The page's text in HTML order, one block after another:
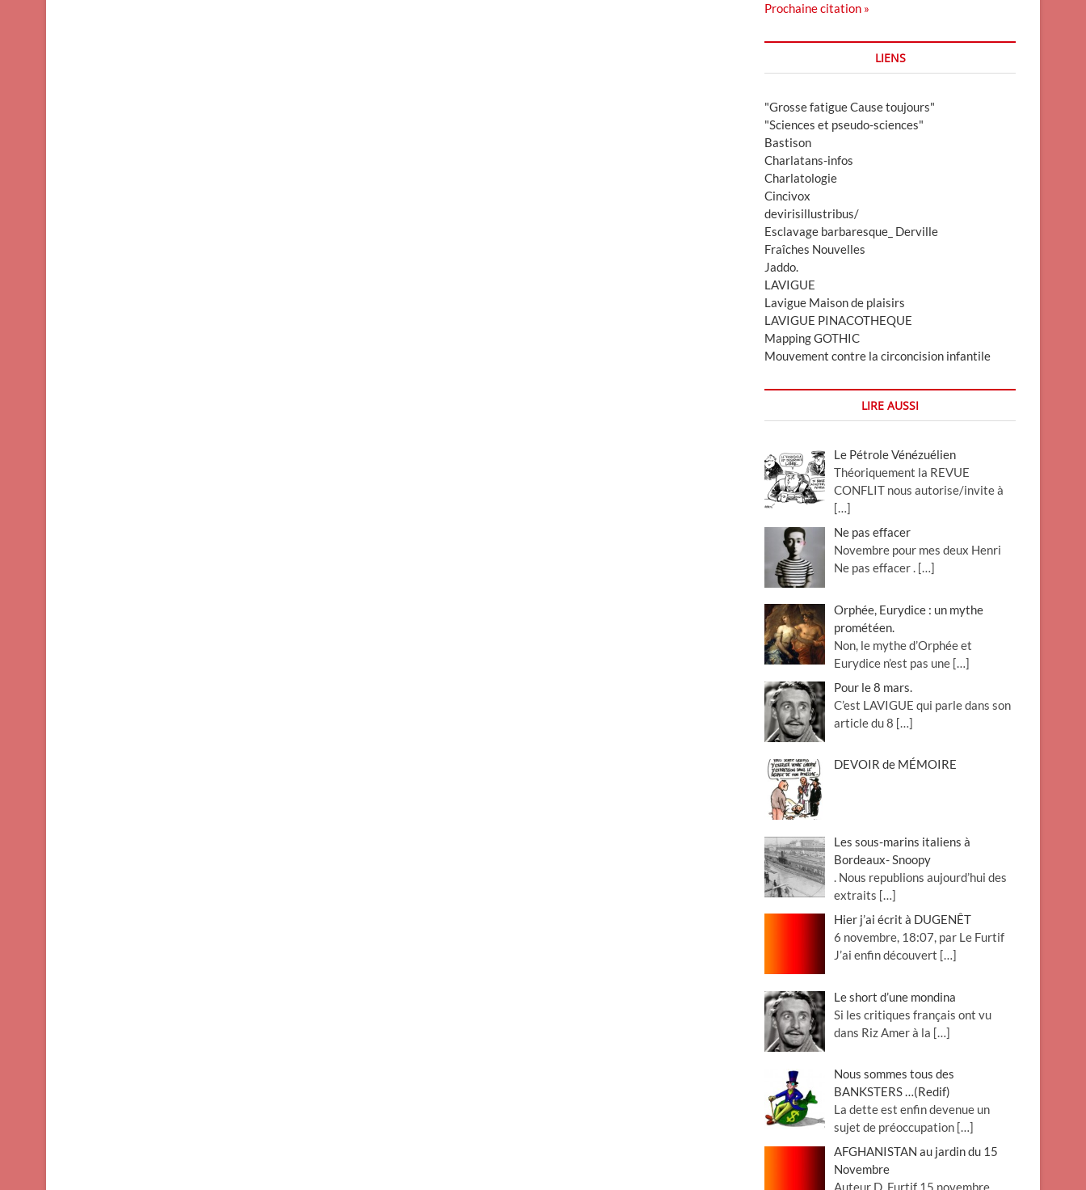
Prochaine citation »
LIENS
"Grosse fatigue Cause toujours"
"Sciences et pseudo-sciences"
Bastison
Charlatans-infos
Charlatologie
Cincivox
devirisillustribus/
Esclavage barbaresque_ Derville
Fraîches Nouvelles
Jaddo.
LAVIGUE
Lavigue Maison de plaisirs
LAVIGUE PINACOTHEQUE
Mapping GOTHIC
Mouvement contre la circoncision infantile
LIRE AUSSI
Le Pétrole Vénézuélien
Théoriquement la REVUE
CONFLIT nous autorise/invite à
[…]
Ne pas effacer
Novembre pour mes deux Henri
Ne pas effacer . […]
Orphée, Eurydice : un mythe
prométéen.
Non, le mythe d’Orphée et
Eurydice n’est pas une […]
Pour le 8 mars.
C’est LAVIGUE qui parle dans son
article du 8 […]
DEVOIR de MÉMOIRE
Les sous-marins italiens à
Bordeaux- Snoopy
. Nous republions aujourd’hui des
extraits […]
Hier j’ai écrit à DUGENÊT
6 novembre, 18:07, par Le Furtif
J’ai enfin découvert […]
Le short d’une mondina
Si les critiques français ont vu
dans Riz Amer à la […]
Nous sommes tous des
BANKSTERS …(Redif)
La dette est enfin devenue un
sujet de préoccupation […]
AFGHANISTAN au jardin du 15
Novembre
Auteur D. Furtif 15 novembre